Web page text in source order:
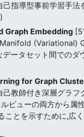
指導型事前学習手法
Graph Embedding
ータセット間でのダ
for Graph
教師付き深層グラ
ビューの両方から
とを示すために,広